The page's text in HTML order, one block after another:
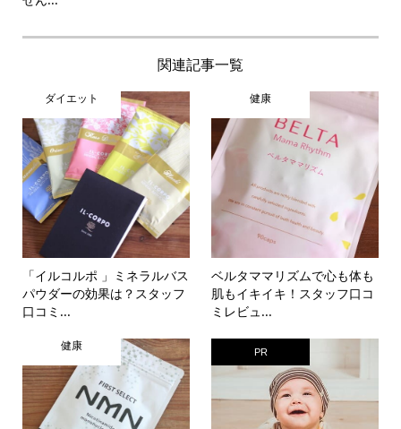
関連記事一覧
ダイエット
「イルコルポ 」ミネラルバス
パウダーの効果は？スタッフ
口コミ...
健康
ベルタママリズムで心も体も
肌もイキイキ！スタッフ口コ
ミレビュ...
健康 PR